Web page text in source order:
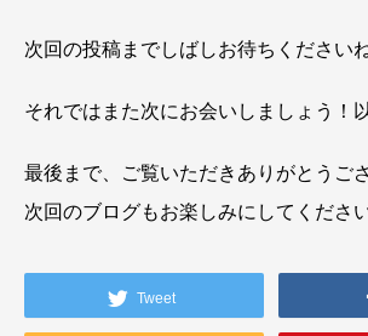
次回の投稿までしばしお待ちください
それではまた次にお会いしましょう！
最後まで、ご覧いただきありがとうご
次回のブログもお楽しみにしてくださ
Tweet